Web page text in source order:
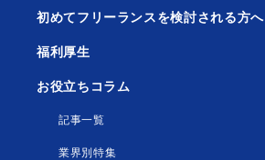
初めてフリーランスを検討される方へ
福利厚生
お役立ちコラム
記事一覧
業界別特集